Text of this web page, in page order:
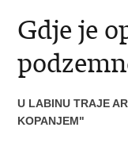
Gdje je
U LABINU TRAJE
KOPANJEM"